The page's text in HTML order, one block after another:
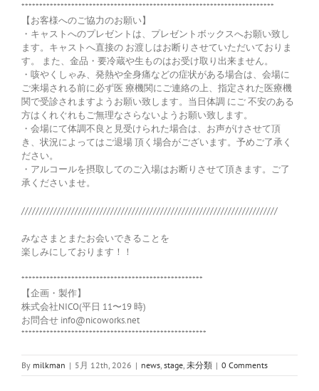
***********************************************************************
【お客様へのご協力のお願い】
・キャストへのプレゼントは、プレゼントボックスへお願い致し
ます。キャストへ直接の お渡しはお断りさせていただいておりま
す。 また、金品・要冷蔵や生ものはお受け取り出来ません。
・咳やくしゃみ、発熱や全身痛などの症状がある場合は、会場に
ご来場される前に必ず医 療機関にご連絡の上、指定された医療機
関で受診されますようお願い致します。当日体調 にご 不安のある
方はくれぐれもご無理なさらないようお願い致します。
・会場にて体調不良と見受けられた場合は、お声がけさせて頂
き、状況によってはご退場 頂く場合がございます。予めご了承く
ださい。
・アルコールを摂取してのご入場はお断りさせて頂きます。ご了
承くださいませ。
////////////////////////////////////////////////////////////////////////
みなさまとまたお会いできることを
楽しみにしております！！
***************************************************
【企画・製作】
株式会社NICO(平日 11〜19 時)
お問合せ info@nicoworks.net
****************************************************
By milkman | 5月 12th, 2026 | news, stage, 未分類 | 0 Comments